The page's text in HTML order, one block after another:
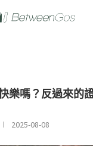
樂嗎？反過來的
2025-08-08